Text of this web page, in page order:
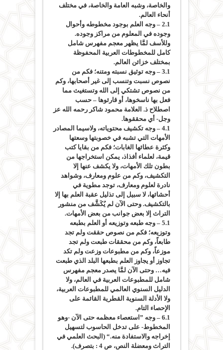
والخاصة، وشبه العامة والخاصة، في مختلف
أنحاء العالم.
2.1 – وجه العلم بوجود مخطوطه وأحوال
وجوده في المعلوم من مراكز وجوده.
وللأسف لمَّا يظهر معجم مفهرس شامل
كامل للمخطوطات العربية المحفوظة
بمختلف خزائن العالم.
3.1 – وجه توثيق نسبته ومتنه؛ فكم من
نصوص نسبت وتنسب إلى غير أصحابها، وكم
من نصوص تشتكي إلى الله وتستغيث مما
فعل بها ناسخوها، أو قارئوها – حسب
اصطلاح ذ. العلامة محمود شاكر رحمه الله عز
وجل- أي محققوها.
4.1 – وجه تكشيف محتوياته، ولاسيما المصادر
الأمهات التي تشبه في خصوبتها وسعتها
وكثرة عطائها الغابات؛ فكم من بقايا كتب
قيمة، لعلماء أفذاذ، يمكن استخراجها من
بطون تلك الأمهات، ولا يكشف عنها إلا
التكشيف، وكم من علوم ومعارف، وشواهد
نادرة لعلوم ومعارف، توجد مطوية في
أحشائها، لا سبيل إلى تذليل عقبة العلم بها إلا
بالتكشيف. وحتى الآن لم يُكَشَّف من منشور
التراث إلا بعض جوانب من بعض الأمهات.
5.1 – وجه طبعه وتوزيعه أو العلم بطبعه
وتوزيعه؛ فكم من نصوص حققت ولم تجد
طابعاً، وكم من محققات طبعت ولم تجد
موزعاً، وكم من مطبوعات وزعت ولم تكد
تجاوز أو يجاوز العلم بطبعها البلد الذي طبعت
فيه… وحتى الآن لمَّا يصدر معجم مفهرس
شامل للمطبوعات العربية في العالم، ولا
الدليل السنوي العالمي للمطبوعات العربية،
ولا الأدلة السنوية القطرية القائمة على
الإحصاء التام.
6.1 – وجه ”استعصاء معظمه حتى الآن -وهو
المخطوط- على تدخل الحاسوب لتسهيل
إخراجه والاستفادة منه.“ (البحث العلمي في
التراث ومعضلة النص، ص 4 : بتصرف).